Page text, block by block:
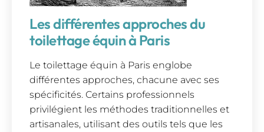
Les différentes approches du
toilettage équin à Paris
Le toilettage équin à Paris englobe
différentes approches, chacune avec ses
spécificités. Certains professionnels
privilégient les méthodes traditionnelles et
artisanales, utilisant des outils tels que les